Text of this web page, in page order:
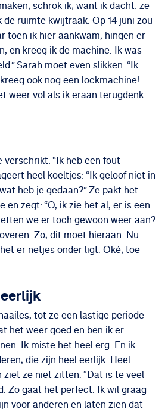
schrok ik, want ik dacht: ze
ruimte kwijtraak. Op 14 juni zou
toen ik hier aankwam, hingen er
en kreeg ik de machine. Ik was
Sarah moet even slikken. “Ik
ook nog een lockmachine!
weer vol als ik eraan terugdenk.
verschrikt: “Ik heb een fout
heel koeltjes: “Ik geloof niet in
heb je gedaan?” Ze pakt het
en zegt: “O, ik zie het al, er is een
we er toch gewoon weer aan?
Zo, dit moet hieraan. Nu
er netjes onder ligt. Oké, toe
tot ze een lastige periode
het weer goed en ben ik er
Ik miste het heel erg. En ik
die zijn heel eerlijk. Heel
ziet ze niet zitten. “Dat is te veel
Zo gaat het perfect. Ik wil graag
voor anderen en laten zien dat